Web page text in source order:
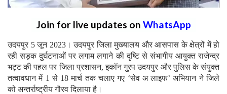
Join for live updates on WhatsApp
उदयपुर 5 जून 2023। उदयपुर जिला मुख्यालय और आसपास के क्षेत्रों में हो
रही सड़क दुर्घटनाओं पर लगाम लगाने की दृष्टि से संभागीय आयुक्त राजेन्द्र
भट्ट की पहल पर जिला प्रशासन, इकॉन गु्रप उदयपुर और पुलिस के संयुक्त
तत्वावधान में 1 से 18 मार्च तक चलाए गए ‘सेव अ लाइफ’ अभियान ने जिले
को अन्तर्राष्ट्रीय गौरव दिलाया है।